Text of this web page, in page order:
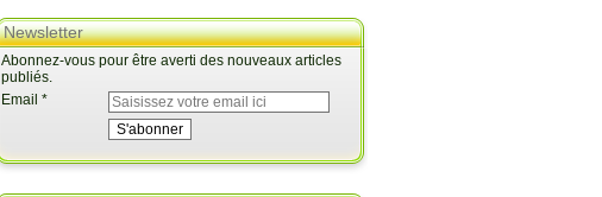
Newsletter
Abonnez-vous pour être averti des nouveaux articles
publiés.
Email